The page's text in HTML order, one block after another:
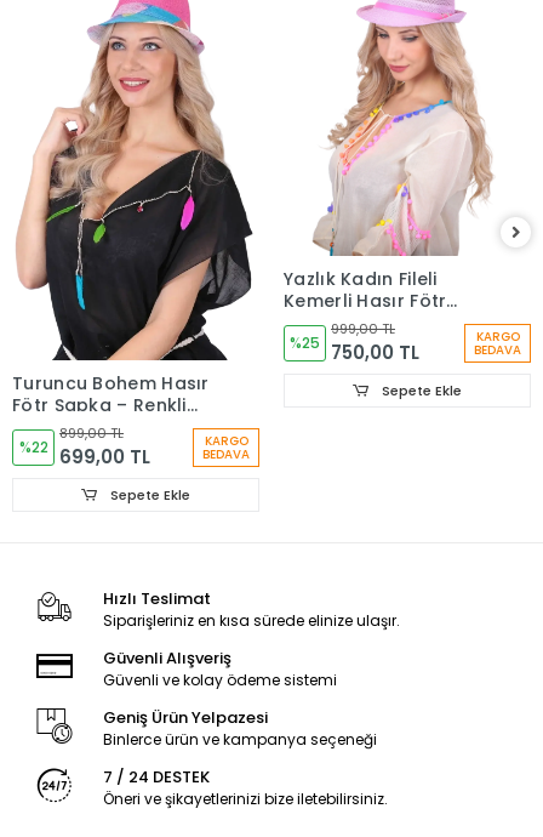
Turuncu Bohem Hasır
Fötr Şapka – Renkli
Etnik Şeritli Yazlık
Kadın Şapkası 6261
%22
899,00 TL
699,00 TL
KARGO
BEDAVA
Sepete Ekle
Yazlık Kadın Fileli
Kemerli Hasır Fötr
Şapka 6223
%25
999,00 TL
750,00 TL
KARGO
BEDAVA
Sepete Ekle
Hızlı Teslimat
Siparişleriniz en kısa sürede elinize ulaşır.
Güvenli Alışveriş
Güvenli ve kolay ödeme sistemi
Geniş Ürün Yelpazesi
Binlerce ürün ve kampanya seçeneği
7 / 24 DESTEK
Öneri ve şikayetlerinizi bize iletebilirsiniz.